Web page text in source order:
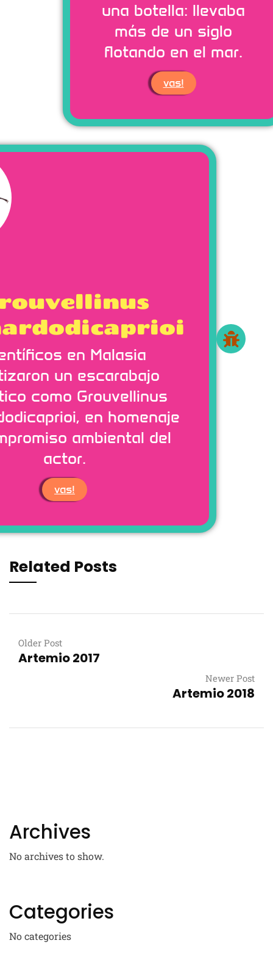
una botella: llevaba
más de un siglo
flotando en el mar.
vas!
en Malasia
un escarabajo
como Grouvellinus
en homenaje
ambiental del
actor.
vas!
Related Posts
Older Post
Artemio 2017
Newer Post
Artemio 2018
Archives
No archives to show.
Categories
No categories